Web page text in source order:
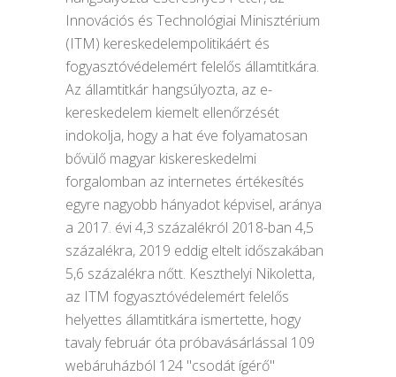
Innovációs és Technológiai Minisztérium
(ITM) kereskedelempolitikáért és
fogyasztóvédelemért felelős államtitkára.
Az államtitkár hangsúlyozta, az e-
kereskedelem kiemelt ellenőrzését
indokolja, hogy a hat éve folyamatosan
bővülő magyar kiskereskedelmi
forgalomban az internetes értékesítés
egyre nagyobb hányadot képvisel, aránya
a 2017. évi 4,3 százalékról 2018-ban 4,5
százalékra, 2019 eddig eltelt időszakában
5,6 százalékra nőtt. Keszthelyi Nikoletta,
az ITM fogyasztóvédelemért felelős
helyettes államtitkára ismertette, hogy
tavaly február óta próbavásárlással 109
webáruházból 124 "csodát ígérő"